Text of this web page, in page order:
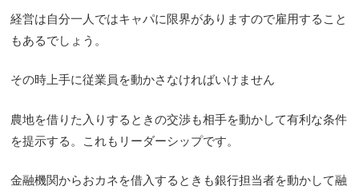
経営は自分一人ではキャパに限界がありますので雇用すること
もあるでしょう。
その時上手に従業員を動かさなければいけません
農地を借りた入りするときの交渉も相手を動かして有利な条件
を提示する。これもリーダーシップです。
金融機関からおカネを借入するときも銀行担当者を動かして融